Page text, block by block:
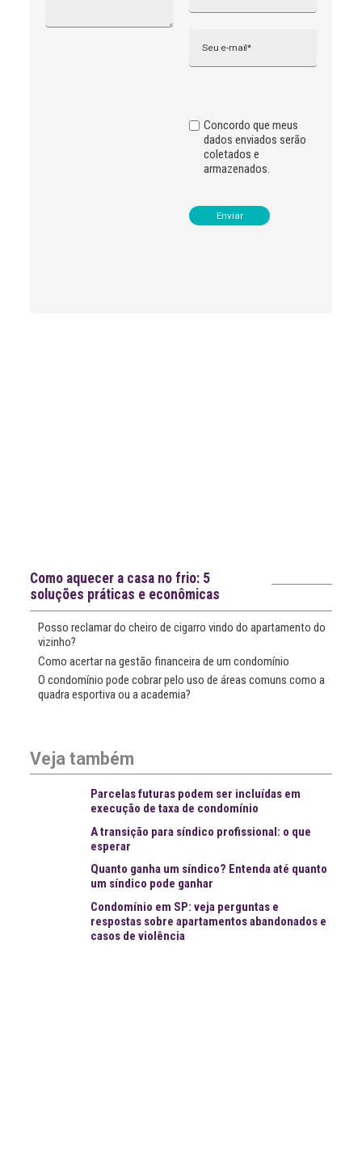
Concordo que meus
dados enviados serão
coletados e
armazenados.
n
Notícias recentes
Como aquecer a casa no frio: 5
soluções práticas e econômicas
Posso reclamar do cheiro de cigarro vindo do apartamento do
vizinho?
Como acertar na gestão financeira de um condomínio
O condomínio pode cobrar pelo uso de áreas comuns como a
quadra esportiva ou a academia?
Veja também
Parcelas futuras podem ser incluídas em
execução de taxa de condomínio
A transição para síndico profissional: o que
esperar
Quanto ganha um síndico? Entenda até quanto
um síndico pode ganhar
Condomínio em SP: veja perguntas e
respostas sobre apartamentos abandonados e
casos de violência